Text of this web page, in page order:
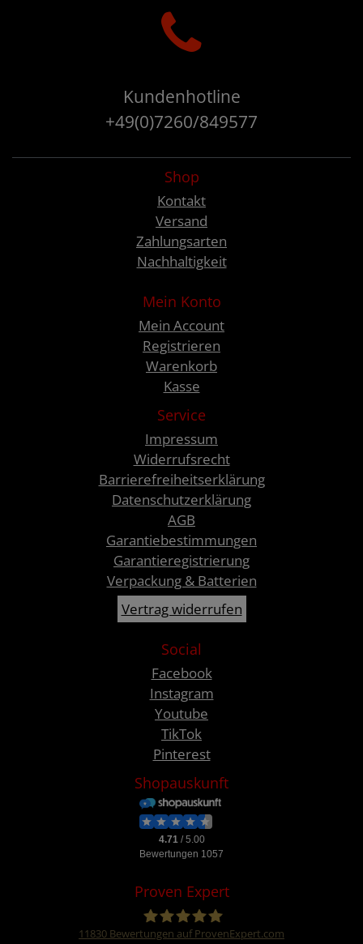
Kundenhotline
+49(0)7260/849577
Shop
Kontakt
Versand
Zahlungsarten
Nachhaltigkeit
Mein Konto
Mein Account
Registrieren
Warenkorb
Kasse
Service
Impressum
Widerrufsrecht
Barrierefreiheitserklärung
Datenschutzerklärung
AGB
Garantiebestimmungen
Garantieregistrierung
Verpackung & Batterien
Vertrag widerrufen
Social
Facebook
Instagram
Youtube
TikTok
Pinterest
Shopauskunft
Proven Expert
11830 Bewertungen auf ProvenExpert.com